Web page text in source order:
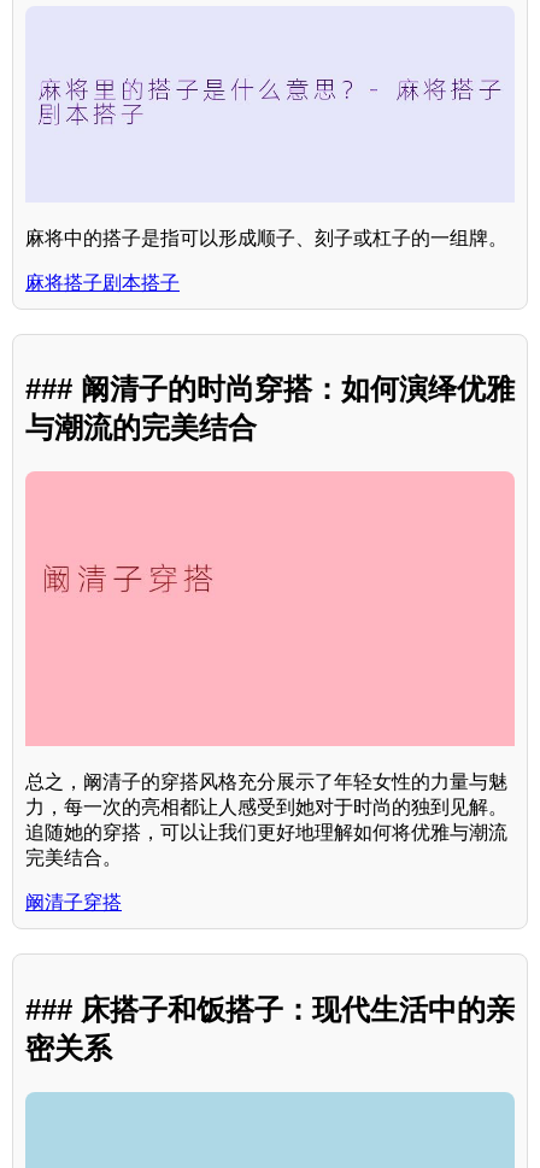
麻将中的搭子是指可以形成顺子、刻子或杠子的一组牌。
麻将搭子剧本搭子
### 阚清子的时尚穿搭：如何演绎优雅
与潮流的完美结合
总之，阚清子的穿搭风格充分展示了年轻女性的力量与魅
力，每一次的亮相都让人感受到她对于时尚的独到见解。
追随她的穿搭，可以让我们更好地理解如何将优雅与潮流
完美结合。
阚清子穿搭
### 床搭子和饭搭子：现代生活中的亲
密关系